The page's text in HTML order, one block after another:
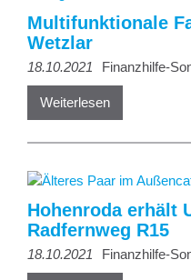
Multifunktionale
Wetzlar
18.10.2021 Finanzhilfe-
Weiterlesen
Hohenroda erhält
Radfernweg R15
18.10.2021 Finanzhilfe-